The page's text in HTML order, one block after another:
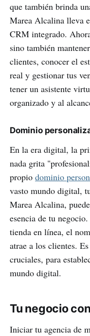
que también brinda
Marea Alcalina lleva
CRM integrado.
sino también
clientes, conocer el
real y gestionar tus
tener un asistente
organizado y al
Dominio
En la era digital, la
nada grita
propio dominio
vasto mundo digital,
Marea Alcalina,
esencia de tu
tienda en línea, el
atrae a los clientes.
cruciales, para
mundo digital.
Tu negocio
Iniciar tu agencia de